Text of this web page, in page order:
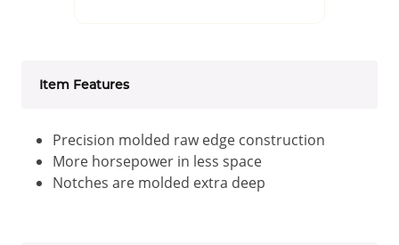
Item Features
Precision molded raw edge construction
More horsepower in less space
Notches are molded extra deep